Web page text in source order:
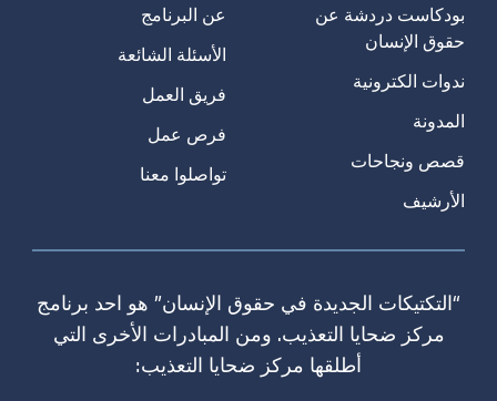
بودكاست دردشة عن
حقوق الإنسان
ندوات الكترونية
المدونة
قصص ونجاحات
الأرشيف
عن البرنامج
الأسئلة الشائعة
فريق العمل
فرص عمل
تواصلوا معنا
“التكتيكات الجديدة في حقوق الإنسان” هو احد برنامج
مركز ضحايا التعذيب. ومن المبادرات الأخرى التي
أطلقها مركز ضحايا التعذيب: